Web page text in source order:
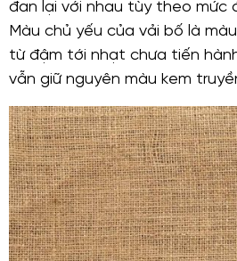
đan lại với nhau tùy theo mức
Màu chủ yếu của vải bố là
từ đậm tới nhạt chưa tiến
vẫn giữ nguyên màu kem